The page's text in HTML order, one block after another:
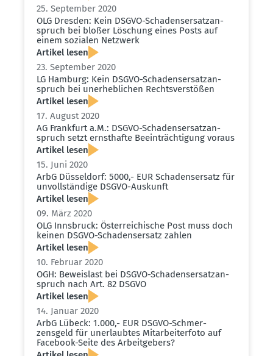
25. September 2020
OLG Dresden: Kein DSGVO-Schadens­er­satz­an­
spruch bei bloßer Löschung eines Posts auf
einem sozialen Netzwerk
Artikel lesen
23. September 2020
LG Hamburg: Kein DSGVO-Schadens­er­satz­an­
spruch bei unerheb­lichen Rechts­ver­stößen
Artikel lesen
17. August 2020
AG Frankfurt a.M.: DSGVO-Schadens­er­satz­an­
spruch setzt ernst­hafte Beein­träch­tigung voraus
Artikel lesen
15. Juni 2020
ArbG Düsseldorf: 5000,- EUR Schadens­ersatz für
unvoll­ständige DSGVO-Auskunft
Artikel lesen
09. März 2020
OLG Innsbruck: Öster­rei­chische Post muss doch
keinen DSGVO-Schadens­ersatz zahlen
Artikel lesen
10. Februar 2020
OGH: Beweislast bei DSGVO-Schadens­er­satz­an­
spruch nach Art. 82 DSGVO
Artikel lesen
14. Januar 2020
ArbG Lübeck: 1.000,- EUR DSGVO-Schmer­
zensgeld für unerlaubtes Mitar­bei­terfoto auf
Facebook-Seite des Arbeit­gebers?